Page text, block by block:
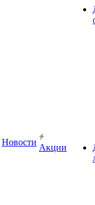
Новости
Акции